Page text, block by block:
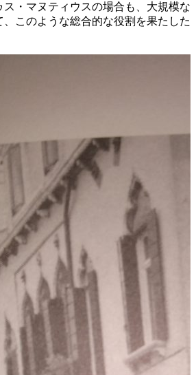
・マヌティウスの場合も、大規模な
このような総合的な役割を果たした